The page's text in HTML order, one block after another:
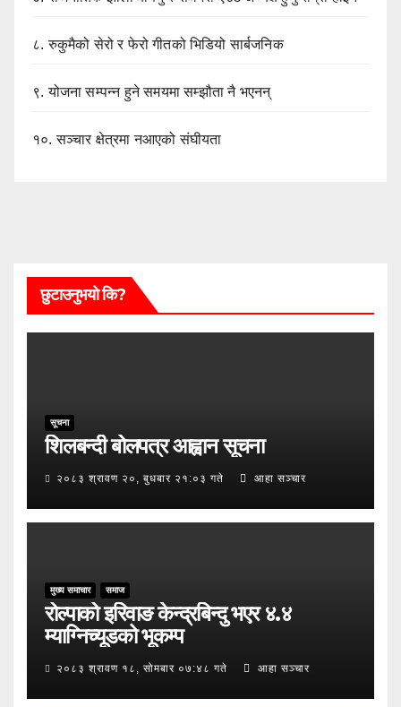
८.रुकुमैको सेरो र फेरो गीतको भिडियो सार्बजनिक
९.योजना सम्पन्न हुने समयमा सम्झौता नै भएनन्
१०.सञ्चार क्षेत्रमा नआएको संघीयता
छुटाउनुभयो कि?
सूचना
शिलबन्दी बोलपत्र आह्वान सूचना
२०८३ श्रावण २०, बुधबार २१:०३ गते आहा सञ्चार
मुख्य समाचार समाज
रोल्पाको इरिवाङ केन्द्रबिन्दु भएर ४.४
म्याग्निच्यूडको भूकम्प
२०८३ श्रावण १८, सोमबार ०७:४८ गते आहा सञ्चार